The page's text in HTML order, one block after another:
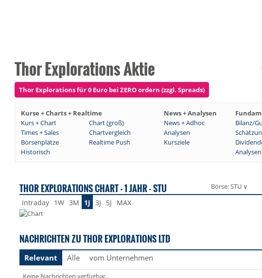
Thor Explorations Aktie
Thor Explorations für 0 Euro bei ZERO ordern (zzgl. Spreads)
Kurse + Charts + Realtime News + Analysen
Kurs + Chart
Chart (groß) News + Adhoc Bilanz/
Times + Sales
Chartvergleich Analysen
Börsenplätze
Realtime Push Kursziele
Historisch
Analysen
THOR EXPLORATIONS CHART - 1 JAHR - STU Börse: STU ∨
Intraday 1W 3M 1J 3J 5J MAX
NACHRICHTEN ZU THOR EXPLORATIONS LTD
Relevant Alle vom Unternehmen
Keine Nachrichten verfügbar.